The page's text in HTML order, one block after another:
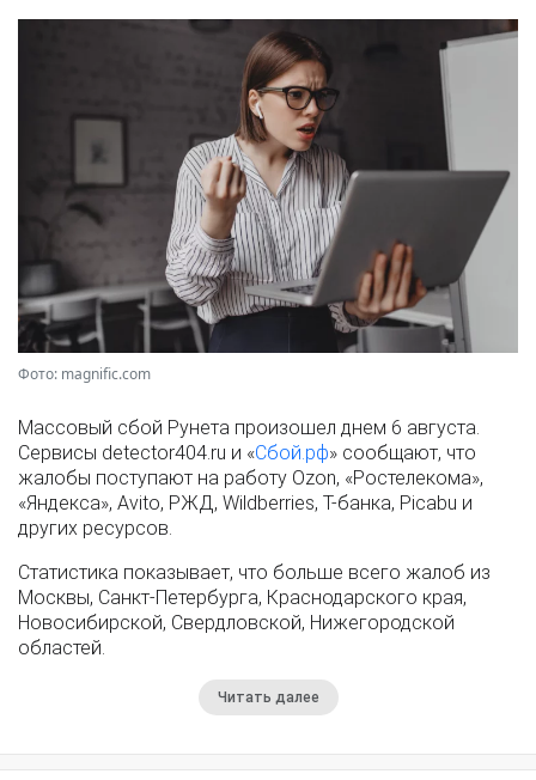
Фото: magnific.com
Массовый сбой Рунета произошел днем 6 августа.
Сервисы detector404.ru и «Сбой.рф» сообщают, что
жалобы поступают на работу Ozon, «Ростелекома»,
«Яндекса», Avito, РЖД, Wildberries, Т-банка, Picabu и
других ресурсов.
Статистика показывает, что больше всего жалоб из
Москвы, Санкт-Петербурга, Краснодарского края,
Новосибирской, Свердловской, Нижегородской
областей.
Читать далее